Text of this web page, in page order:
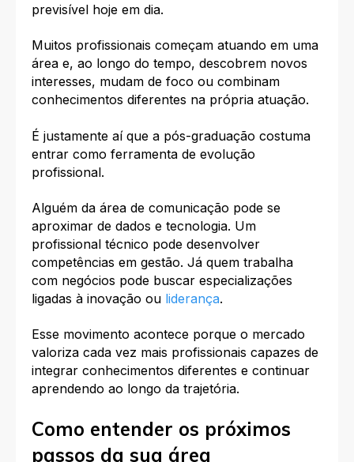
previsível hoje em dia.
Muitos profissionais começam atuando em uma
área e, ao longo do tempo, descobrem novos
interesses, mudam de foco ou combinam
conhecimentos diferentes na própria atuação.
É justamente aí que a pós-graduação costuma
entrar como ferramenta de evolução
profissional.
Alguém da área de comunicação pode se
aproximar de dados e tecnologia. Um
profissional técnico pode desenvolver
competências em gestão. Já quem trabalha
com negócios pode buscar especializações
ligadas à inovação ou liderança.
Esse movimento acontece porque o mercado
valoriza cada vez mais profissionais capazes de
integrar conhecimentos diferentes e continuar
aprendendo ao longo da trajetória.
Como entender os próximos
passos da sua área